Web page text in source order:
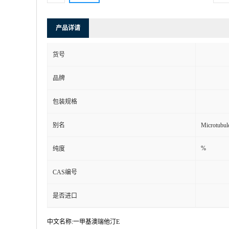
产品详请
货号
品牌
包装规格
别名
纯度 %
CAS编号
是否进口
中文名称:一甲基澳瑞他汀E